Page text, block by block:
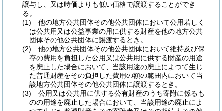
譲与し、又は時価よりも低い価格で譲渡することができ
る。
(1)
他の地方公共団体その他公共団体において公用若しく
は公共用又は公益事業の用に供する財産を他の地方公共
団体その他公共団体に譲渡するとき。
(2)
他の地方公共団体その他公共団体において維持及び保
存の費用を負担した公用又は公共用に供する財産の用途
を廃止した場合において、当該用途の廃止によつて生じ
た普通財産をその負担した費用の額の範囲内において当
該地方公共団体その他公共団体に譲渡するとき。
(3)
公用又は公共用に供する公有財産のうち寄附に係るも
のの用途を廃止した場合において、当該用途の廃止によ